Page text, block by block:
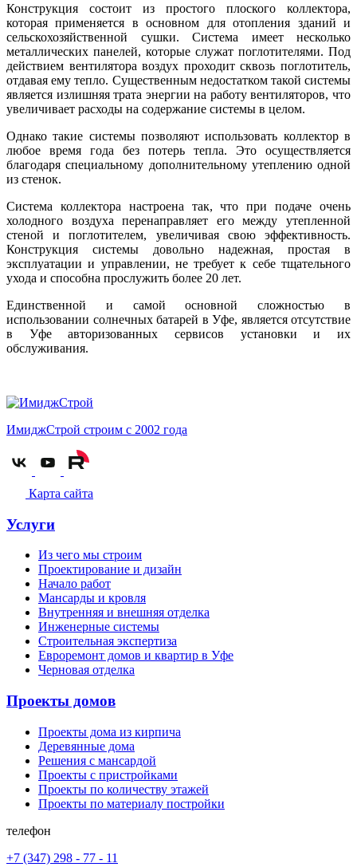
Конструкция состоит из простого плоского коллектора,
которая применяется в основном для отопления зданий и
сельскохозяйственной сушки. Система имеет несколько
металлических панелей, которые служат поглотителями. Под
действием вентилятора воздух проходит сквозь поглотитель,
отдавая ему тепло. Существенным недостатком такой системы
является излишняя трата энергии на работу вентиляторов, что
увеличивает расходы на содержание системы в целом.
Однако такие системы позволяют использовать коллектор в
любое время года без потерь тепла. Это осуществляется
благодаря специальному дополнительному утеплению одной
из стенок.
Система коллектора настроена так, что при подаче очень
холодного воздуха перенаправляет его между утепленной
стеной и поглотителем, увеличивая свою эффективность.
Конструкция системы довольно надежная, простая в
эксплуатации и управлении, не требует к себе тщательного
ухода и способна прослужить более 20 лет.
Единственной и самой основной сложностью в
использовании солнечных батарей в Уфе, является отсутствие
в Уфе авторизованных сервисов установки и их
обслуживания.
ИмиджСтрой строим с 2002 года
Карта сайта
Услуги
Из чего мы строим
Проектирование и дизайн
Начало работ
Мансарды и кровля
Внутренняя и внешняя отделка
Инженерные системы
Строительная экспертиза
Евроремонт домов и квартир в Уфе
Черновая отделка
Проекты домов
Проекты дома из кирпича
Деревянные дома
Решения с мансардой
Проекты с пристройками
Проекты по количеству этажей
Проекты по материалу постройки
телефон
+7 (347) 298 - 77 - 11